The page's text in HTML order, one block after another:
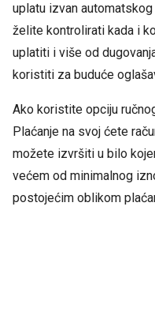
uplatu izvan
želite kontrolirati kada i
uplatiti i više od
koristiti za buduće
Ako koristite opciju
Plaćanje na svoj ćete
možete izvršiti u bilo
većem od minimalnog
postojećim oblikom